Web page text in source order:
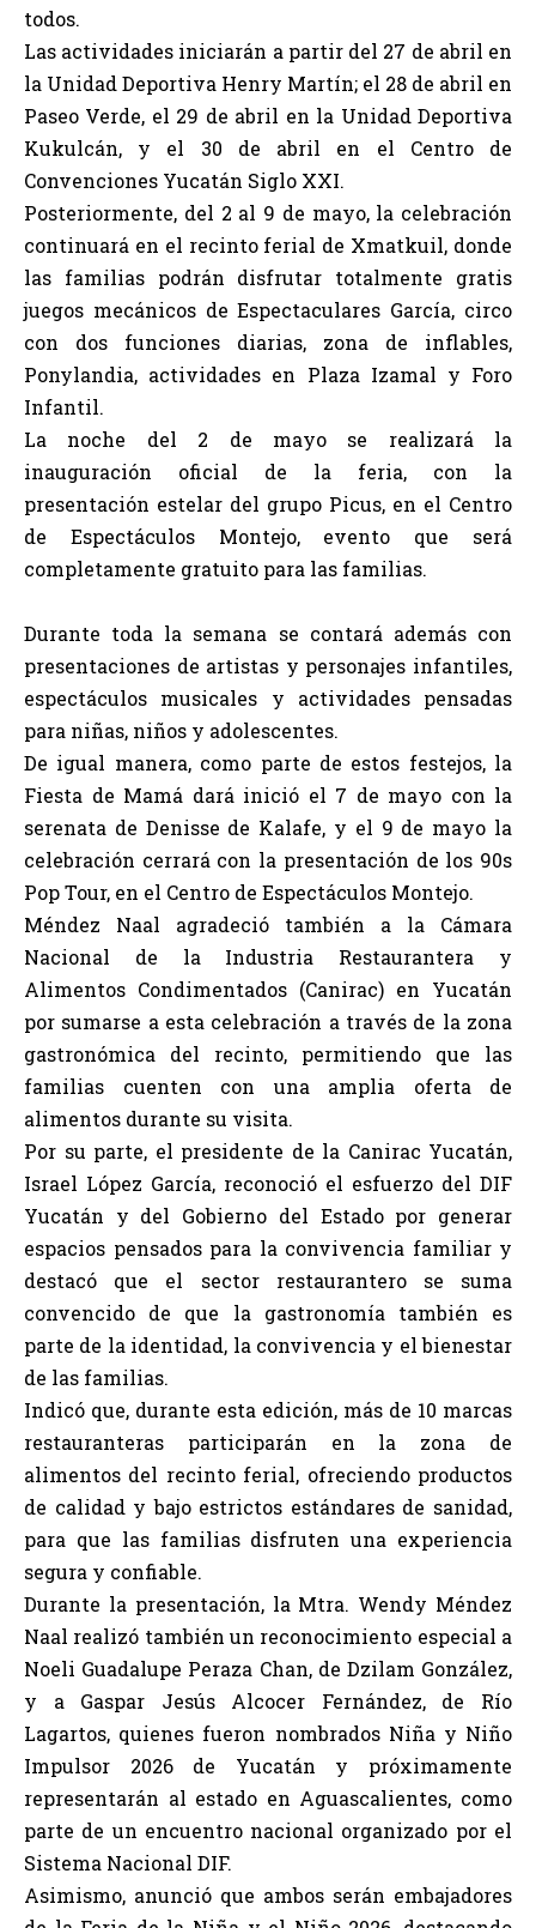
todos.
Las actividades iniciarán a partir del 27 de abril en
la Unidad Deportiva Henry Martín; el 28 de abril en
Paseo Verde, el 29 de abril en la Unidad Deportiva
Kukulcán, y el 30 de abril en el Centro de
Convenciones Yucatán Siglo XXI.
Posteriormente, del 2 al 9 de mayo, la celebración
continuará en el recinto ferial de Xmatkuil, donde
las familias podrán disfrutar totalmente gratis
juegos mecánicos de Espectaculares García, circo
con dos funciones diarias, zona de inflables,
Ponylandia, actividades en Plaza Izamal y Foro
Infantil.
La noche del 2 de mayo se realizará la
inauguración oficial de la feria, con la
presentación estelar del grupo Picus, en el Centro
de Espectáculos Montejo, evento que será
completamente gratuito para las familias.
Durante toda la semana se contará además con
presentaciones de artistas y personajes infantiles,
espectáculos musicales y actividades pensadas
para niñas, niños y adolescentes.
De igual manera, como parte de estos festejos, la
Fiesta de Mamá dará inició el 7 de mayo con la
serenata de Denisse de Kalafe, y el 9 de mayo la
celebración cerrará con la presentación de los 90s
Pop Tour, en el Centro de Espectáculos Montejo.
Méndez Naal agradeció también a la Cámara
Nacional de la Industria Restaurantera y
Alimentos Condimentados (Canirac) en Yucatán
por sumarse a esta celebración a través de la zona
gastronómica del recinto, permitiendo que las
familias cuenten con una amplia oferta de
alimentos durante su visita.
Por su parte, el presidente de la Canirac Yucatán,
Israel López García, reconoció el esfuerzo del DIF
Yucatán y del Gobierno del Estado por generar
espacios pensados para la convivencia familiar y
destacó que el sector restaurantero se suma
convencido de que la gastronomía también es
parte de la identidad, la convivencia y el bienestar
de las familias.
Indicó que, durante esta edición, más de 10 marcas
restauranteras participarán en la zona de
alimentos del recinto ferial, ofreciendo productos
de calidad y bajo estrictos estándares de sanidad,
para que las familias disfruten una experiencia
segura y confiable.
Durante la presentación, la Mtra. Wendy Méndez
Naal realizó también un reconocimiento especial a
Noeli Guadalupe Peraza Chan, de Dzilam González,
y a Gaspar Jesús Alcocer Fernández, de Río
Lagartos, quienes fueron nombrados Niña y Niño
Impulsor 2026 de Yucatán y próximamente
representarán al estado en Aguascalientes, como
parte de un encuentro nacional organizado por el
Sistema Nacional DIF.
Asimismo, anunció que ambos serán embajadores